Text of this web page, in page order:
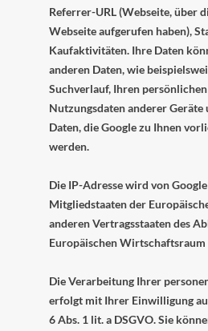
Referrer-URL (Webseite, über
Webseite aufgerufen haben),
Kaufaktivitäten. Ihre Daten
anderen Daten, wie
Suchverlauf, Ihren
Nutzungsdaten anderer Geräte
Daten, die Google zu Ihnen
werden.
Die IP-Adresse wird von
Mitgliedstaaten der
anderen Vertragsstaaten des
Europäischen
Die Verarbeitung Ihrer
erfolgt mit Ihrer Einwilligung
6 Abs. 1 lit. a DSGVO. Sie